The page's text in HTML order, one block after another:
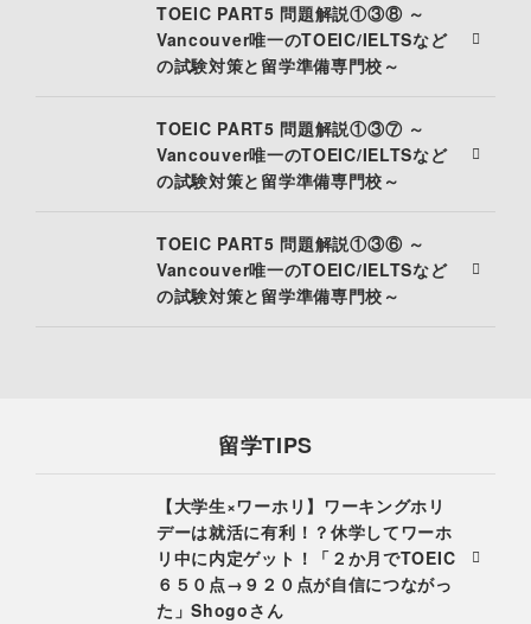
TOEIC PART5 問題解説①③⑧ ～
Vancouver唯一のTOEIC/IELTSなど
の試験対策と留学準備専門校～
TOEIC PART5 問題解説①③⑦ ～
Vancouver唯一のTOEIC/IELTSなど
の試験対策と留学準備専門校～
TOEIC PART5 問題解説①③⑥ ～
Vancouver唯一のTOEIC/IELTSなど
の試験対策と留学準備専門校～
留学TIPS
【大学生×ワーホリ】ワーキングホリ
デーは就活に有利！？休学してワーホ
リ中に内定ゲット！「２か月でTOEIC
６５０点→９２０点が自信につながっ
た」Shogoさん